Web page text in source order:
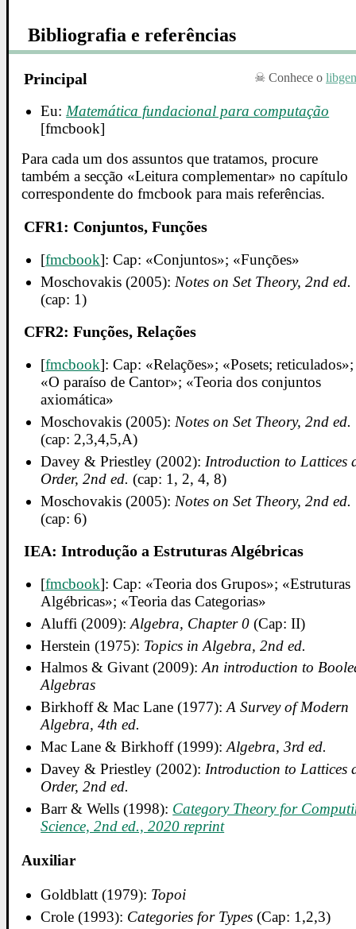
Bibliografia e referências
Conhece o libgen
Principal
Eu:Matemática fundacional para computação
[fmcbook]
Para cada um dos assuntos que tratamos, procure
também a secção «Leitura complementar» no capítulo
correspondente do fmcbook para mais referências.
CFR1: Conjuntos, Funções
[fmcbook]: Cap: «Conjuntos»; «Funções»
Moschovakis (2005): Notes on Set Theory, 2nd ed.
(cap: 1)
CFR2: Funções, Relações
[fmcbook]: Cap: «Relações»; «Posets; reticulados»;
«O paraíso de Cantor»; «Teoria dos conjuntos
axiomática»
Moschovakis (2005): Notes on Set Theory, 2nd ed.
(cap: 2,3,4,5,A)
Davey & Priestley (2002): Introduction to Lattices
Order, 2nd ed. (cap: 1, 2, 4, 8)
Moschovakis (2005): Notes on Set Theory, 2nd ed.
(cap: 6)
IEA: Introdução a Estruturas Algébricas
[fmcbook]: Cap: «Teoria dos Grupos»; «Estruturas
Algébricas»; «Teoria das Categorias»
Aluffi (2009):Algebra, Chapter 0 (Cap: II)
Herstein (1975): Topics in Algebra, 2nd ed.
Halmos & Givant (2009):An introduction to
Algebras
Birkhoff & Mac Lane (1977):A Survey of Modern
Algebra, 4th ed.
Mac Lane & Birkhoff (1999):Algebra, 3rd ed.
Davey & Priestley (2002): Introduction to Lattices
Order, 2nd ed.
Barr & Wells (1998): Category Theory for
Science, 2nd ed., 2020 reprint
Auxiliar
Goldblatt (1979): Topoi
Crole (1993): Categories for Types (Cap: 1,2,3)